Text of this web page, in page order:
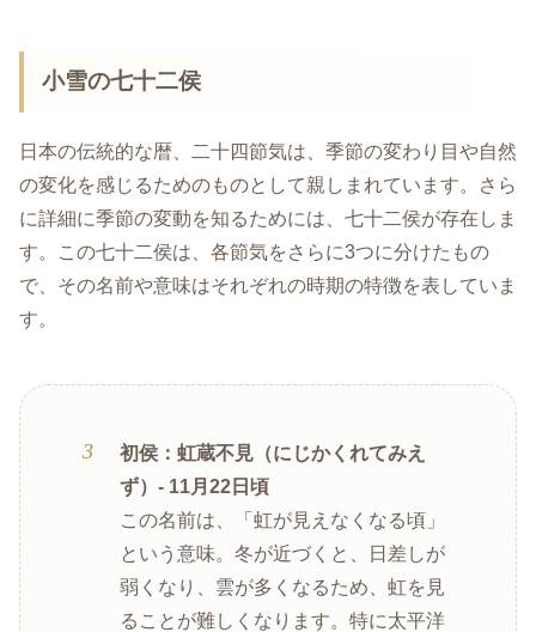
小雪の七十二侯
日本の伝統的な暦、二十四節気は、季節の変わり目や自然
の変化を感じるためのものとして親しまれています。さら
に詳細に季節の変動を知るためには、七十二侯が存在しま
す。この七十二侯は、各節気をさらに3つに分けたもの
で、その名前や意味はそれぞれの時期の特徴を表していま
す。
初侯：虹蔵不見（にじかくれてみえ
ず）- 11月22日頃
この名前は、「虹が見えなくなる頃」
という意味。冬が近づくと、日差しが
弱くなり、雲が多くなるため、虹を見
ることが難しくなります。特に太平洋